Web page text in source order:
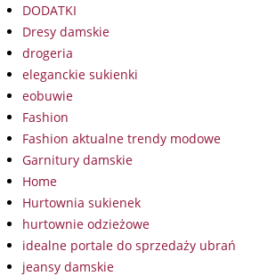
DODATKI
Dresy damskie
drogeria
eleganckie sukienki
eobuwie
Fashion
Fashion aktualne trendy modowe
Garnitury damskie
Home
Hurtownia sukienek
hurtownie odzieżowe
idealne portale do sprzedaży ubrań
jeansy damskie